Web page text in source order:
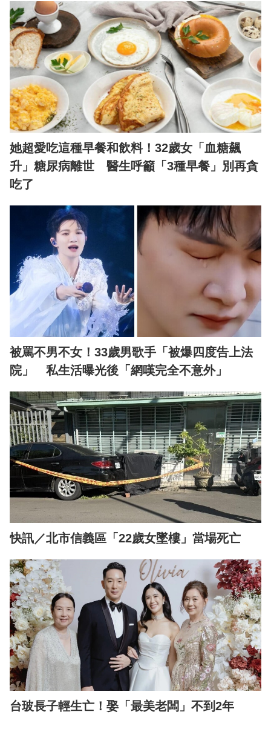
她超愛吃這種早餐和飲料！32歲女「血糖飆
升」糖尿病離世 醫生呼籲「3種早餐」別再貪
吃了
被罵不男不女！33歲男歌手「被爆四度告上法
院」 私生活曝光後「網嘆完全不意外」
快訊／北市信義區「22歲女墜樓」當場死亡
台玻長子輕生亡！娶「最美老闆」不到2年